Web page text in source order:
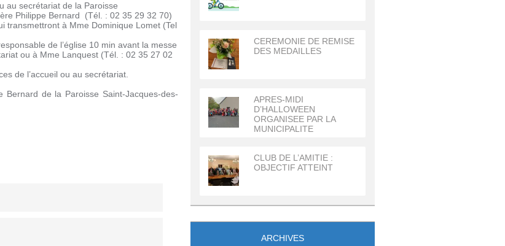
au secrétariat de la Paroisse
Philippe Bernard (Tél. : 02 35 29 32 70)
transmettront à Mme Dominique Lomet (Tel
de l’église 10 min avant la messe
ou à Mme Lanquest (Tél. : 02 35 27 02
de l’accueil ou au secrétariat.
de la Paroisse Saint-Jacques-des-
CEREMONIE DE REMISE
DES MEDAILLES
APRES-MIDI
D’HALLOWEEN
ORGANISEE PAR LA
MUNICIPALITE
CLUB DE L’AMITIE :
OBJECTIF ATTEINT
ARCHIVES